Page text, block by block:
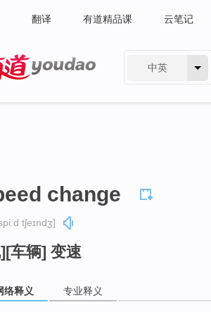
翻译 有道精品课 云笔记
中英
change
tʃeɪndʒ]
车辆] 变速
络释义 专业释义